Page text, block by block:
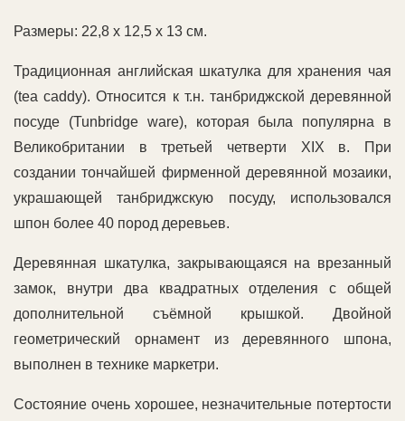
Размеры: 22,8 х 12,5 х 13 см.
Традиционная английская шкатулка для хранения чая
(tea caddy). Относится к т.н. танбриджской деревянной
посуде (Tunbridge ware), которая была популярна в
Великобритании в третьей четверти XIX в. При
создании тончайшей фирменной деревянной мозаики,
украшающей танбриджскую посуду, использовался
шпон более 40 пород деревьев.
Деревянная шкатулка, закрывающаяся на врезанный
замок, внутри два квадратных отделения с общей
дополнительной съёмной крышкой. Двойной
геометрический орнамент из деревянного шпона,
выполнен в технике маркетри.
Состояние очень хорошее, незначительные потертости